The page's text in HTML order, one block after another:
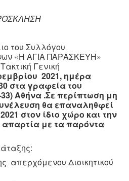
του Συλλόγου
«Η ΑΓΙΑ ΠΑΡΑΣΚΕΥΗ»
Γενική
2021, ημέρα
στα γραφεία του
Αθήνα .Σε περίπτωση μη
θα επαναληθφεί
στον ίδιο χώρο και την
απαρτία με τα παρόντα
απερχόμενου Διοικητικού